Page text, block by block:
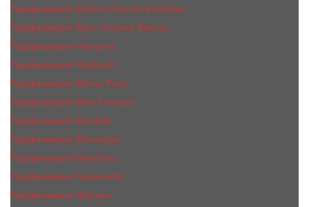
Парфюмерия Maison Francis Kurkdjian
Парфюмерия Marc-Antoine Barrois
Парфюмерия Mancera
Парфюмерия Maybach
Парфюмерия Memo Paris
Парфюмерия Meo Fusciuni
Парфюмерия Montale
Парфюмерия Moresque
Парфюмерия Moschino
Парфюмерия Nasomatto
Парфюмерия Nishane